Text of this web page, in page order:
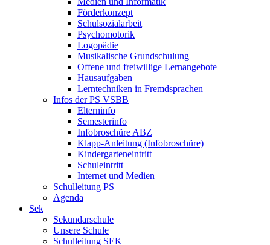
Förderkonzept
Schulsozialarbeit
Psychomotorik
Logopädie
Musikalische Grundschulung
Offene und freiwillige Lernangebote
Hausaufgaben
Lerntechniken in Fremdsprachen
Infos der PS VSBB
Elterninfo
Semesterinfo
Infobroschüre ABZ
Klapp-Anleitung (Infobroschüre)
Kindergarteneintritt
Schuleintritt
Internet und Medien
Schulleitung PS
Agenda
Sek
Sekundarschule
Unsere Schule
Schulleitung SEK